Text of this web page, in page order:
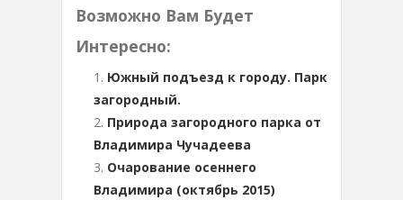
Возможно Вам Будет
Интересно:
Южный подъезд к городу. Парк
загородный.
Природа загородного парка от
Владимира Чучадеева
Очарование осеннего
Владимира (октябрь 2015)